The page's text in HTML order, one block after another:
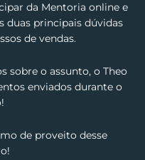
da Mentoria online e
duas principais dúvidas
de vendas.
sobre o assunto, o Theo
enviados durante o
de proveito desse